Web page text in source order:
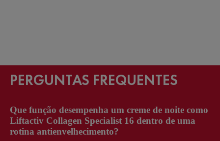
PERGUNTAS FREQUENTES
Que função desempenha um creme de noite como
Liftactiv Collagen Specialist 16 dentro de uma
rotina antienvelhecimento?